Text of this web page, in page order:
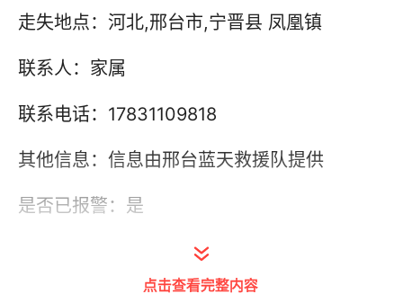
走失地点：河北,邢台市,宁晋县 凤凰镇
联系人：家属
联系电话：17831109818
其他信息：信息由邢台蓝天救援队提供
是否已报警：是
点击查看完整内容